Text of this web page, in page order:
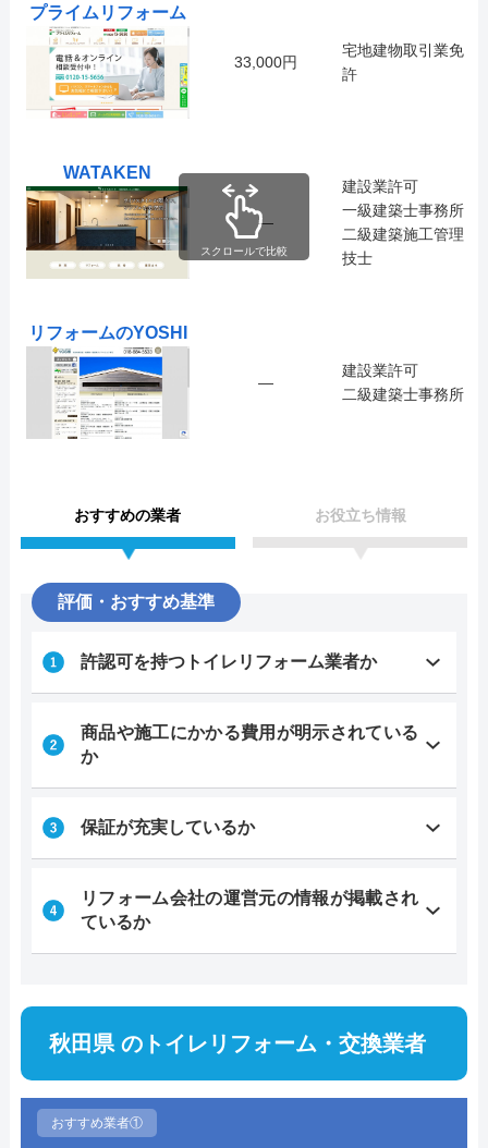
プライムリフォーム
33,000円
宅地建物取引業免
許
WATAKEN
―
建設業許可
一級建築士事務所
二級建築施工管理
技士
リフォームのYOSHI
―
建設業許可
二級建築士事務所
スクロールで比較
おすすめの業者 お役立ち情報
評価・おすすめ基準
許認可を持つトイレリフォーム業者か
商品や施工にかかる費用が明示されている
か
保証が充実しているか
リフォーム会社の運営元の情報が掲載され
ているか
秋田県 のトイレリフォーム・交換業者
おすすめ業者①